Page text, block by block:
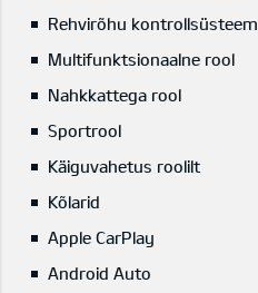
Rehvirõhu kontrollsüsteem
Multifunktsionaalne rool
Nahkkattega rool
Sportrool
Käiguvahetus roolilt
Kõlarid
Apple CarPlay
Android Auto